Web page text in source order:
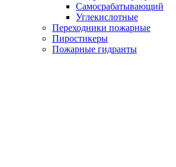
Самосрабатывающий
Углекислотные
Переходники пожарные
Пиростикеры
Пожарные гидранты